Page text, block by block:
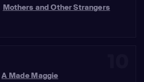
Mothers and Other Strangers
A Made Maggie